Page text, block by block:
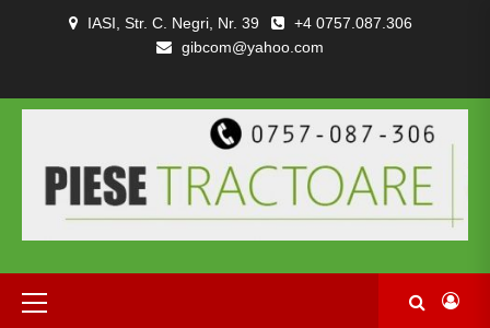
IASI, Str. C. Negri, Nr. 39
+4 0757.087.306
gibcom@yahoo.com
TRACTOARE
SI
COMBINE
NOI
DE
CONFIDENȚIALITATEA
SI
CONDITII
Primary
Menu